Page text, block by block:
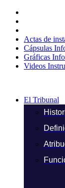
contenido
Actas de
Cápsulas
Gráficas
Videos
El Tribunal